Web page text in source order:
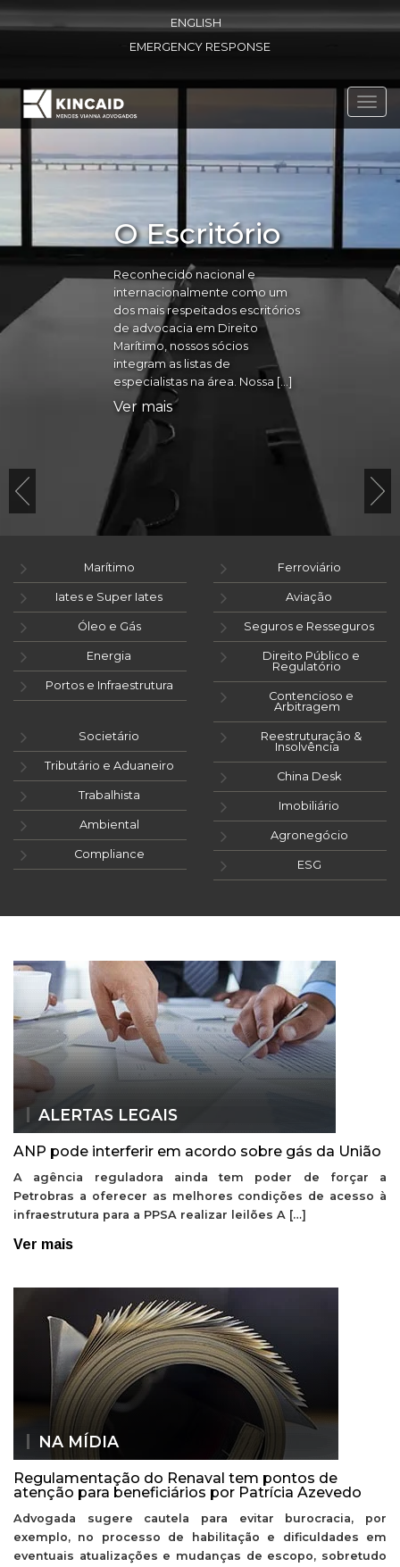
ENGLISH
EMERGENCY RESPONSE
O Escritório
Reconhecido nacional e
internacionalmente como um
dos mais respeitados escritórios
de advocacia em Direito
Marítimo, nossos sócios
integram as listas de
especialistas na área. Nossa […]
Ver mais
Marítimo
Iates e Super Iates
Óleo e Gás
Energia
Portos e Infraestrutura
Ferroviário
Aviação
Seguros e Resseguros
Direito Público e
Regulatório
Contencioso e
Arbitragem
Societário
Tributário e Aduaneiro
Trabalhista
Ambiental
Compliance
Reestruturação &
Insolvência
China Desk
Imobiliário
Agronegócio
ESG
ALERTAS LEGAIS
ANP pode interferir em acordo sobre gás da União
A agência reguladora ainda tem poder de forçar a
Petrobras a oferecer as melhores condições de acesso à
infraestrutura para a PPSA realizar leilões A […]
Ver mais
NA MÍDIA
Regulamentação do Renaval tem pontos de
atenção para beneficiários por Patrícia Azevedo
Advogada sugere cautela para evitar burocracia, por
exemplo, no processo de habilitação e dificuldades em
eventuais atualizações e mudanças de escopo, sobretudo